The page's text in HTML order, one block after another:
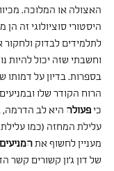
האצולה או המלוכה.
היסטורי סוציולוגי זה הן
לתלמידים לבדוק ולחקור
וחשבתי שזה יכול להיות
בספרות. בדיון על דמותו
הרוח הקודר שלו
כי פעולה היא לב
עלילת המחזה (כמו
מעניין לחשוף את המניעים
של דון ג'ון קשורים קשר